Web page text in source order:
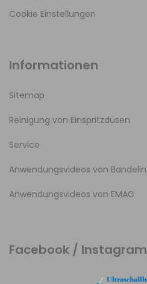
Cookie Einstellungen
Informationen
Sitemap
Reinigung von Einspritzdüsen
Service
Anwendungsvideos von Bandelin
Anwendungsvideos von EMAG
Facebook / Instagram